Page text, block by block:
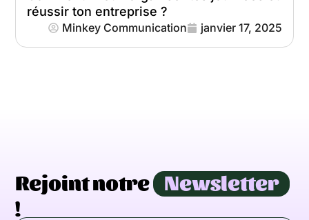
réussir ton entreprise ?
Minkey Communication janvier 17, 2025
Rejoint notre Newsletter
!